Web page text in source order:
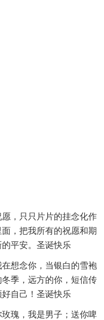
，只只片片的挂念化作
，把我所有的祝愿和期
平安。圣诞快乐
想念你，当银白的雪袍
季，远方的你，短信传
自己！圣诞快乐
瑰，我是男子；送你啤